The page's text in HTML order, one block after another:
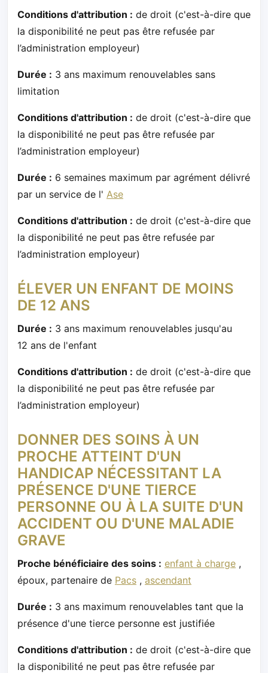
Conditions d'attribution : de droit (c'est-à-dire que
la disponibilité ne peut pas être refusée par
l’administration employeur)
Durée : 3 ans maximum renouvelables sans
limitation
Conditions d'attribution : de droit (c'est-à-dire que
la disponibilité ne peut pas être refusée par
l’administration employeur)
Durée : 6 semaines maximum par agrément délivré
par un service de l' Ase
Conditions d'attribution : de droit (c'est-à-dire que
la disponibilité ne peut pas être refusée par
l’administration employeur)
ÉLEVER UN ENFANT DE MOINS
DE 12 ANS
Durée : 3 ans maximum renouvelables jusqu'au
12 ans de l'enfant
Conditions d'attribution : de droit (c'est-à-dire que
la disponibilité ne peut pas être refusée par
l’administration employeur)
DONNER DES SOINS À UN
PROCHE ATTEINT D'UN
HANDICAP NÉCESSITANT LA
PRÉSENCE D'UNE TIERCE
PERSONNE OU À LA SUITE D'UN
ACCIDENT OU D'UNE MALADIE
GRAVE
Proche bénéficiaire des soins : enfant à charge ,
époux, partenaire de Pacs , ascendant
Durée : 3 ans maximum renouvelables tant que la
présence d'une tierce personne est justifiée
Conditions d'attribution : de droit (c'est-à-dire que
la disponibilité ne peut pas être refusée par